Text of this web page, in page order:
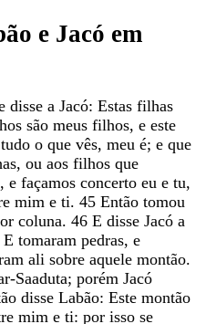
e Jacó em
disse a Jacó: Estas filhas
são meus filhos, e este
tudo o que vês, meu é; e que
, ou aos filhos que
, e façamos concerto eu e tu,
mim e ti. 45 Então tomou
coluna. 46 E disse Jacó a
E tomaram pedras, e
ali sobre aquele montão.
Saaduta; porém Jacó
disse Labão: Este montão
mim e ti: por isso se